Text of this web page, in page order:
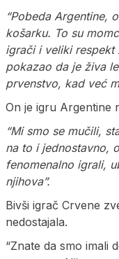
“Pobeda Argentine,
košarku. To su
igrači i veliki respekt
pokazao da je živa
prvenstvo, kad već
On je igru Argentine
“Mi smo se mučili,
na to i jednostavno,
fenomenalno igrali,
njihova”.
Bivši igrač Crvene
nedostajala.
“Znate da smo imali